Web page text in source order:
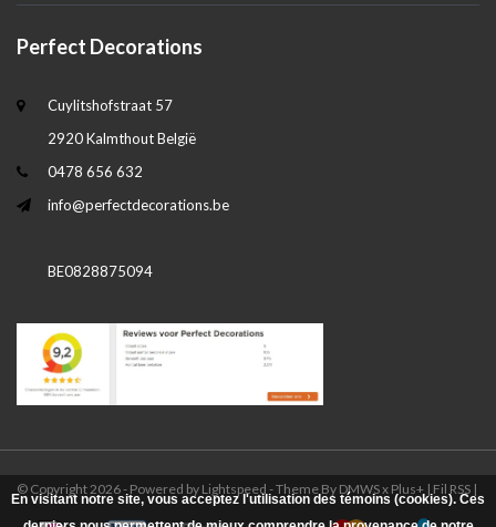
Perfect Decorations
Cuylitshofstraat 57
2920 Kalmthout België
0478 656 632
info@perfectdecorations.be
BE0828875094
© Copyright 2026 - Powered by Lightspeed - Theme By DMWSx Plus+ | Fil RSS |
En visitant notre site, vous acceptez l'utilisation des témoins (cookies). Ces